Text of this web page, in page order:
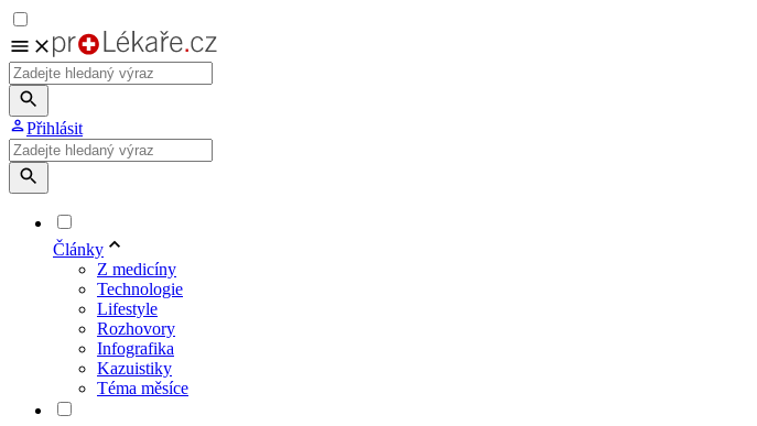
Přihlásit
Články
Z medicíny
Technologie
Lifestyle
Rozhovory
Infografika
Kazuistiky
Téma měsíce